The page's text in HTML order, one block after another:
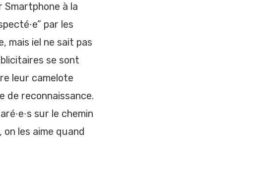
Smartphone à la
par les
mais iel ne sait pas
se sont
leur camelote
de reconnaissance.
sur le chemin
on les aime quand